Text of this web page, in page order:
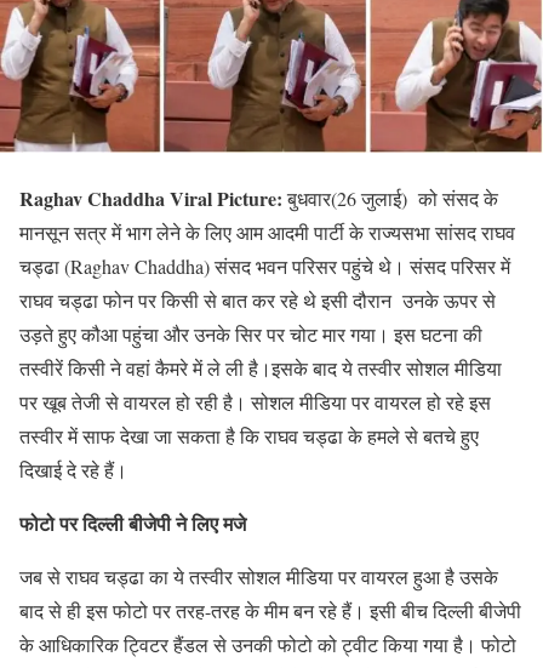
Raghav Chaddha Viral Picture:बुधवार(26 जुलाई) को संसद के
मानसून सत्र में भाग लेने के लिए आम आदमी पार्टी के राज्यसभा सांसद राघव
चड्ढा (Raghav Chaddha) संसद भवन परिसर पहुंचे थे। संसद परिसर में
राघव चड्ढा फोन पर किसी से बात कर रहे थे इसी दौरान उनके ऊपर से
उड़ते हुए कौआ पहुंचा और उनके सिर पर चोट मार गया। इस घटना की
तस्वीरें किसी ने वहां कैमरे में ले ली है।इसके बाद ये तस्वीर सोशल मीडिया
पर खूब तेजी से वायरल हो रही है। सोशल मीडिया पर वायरल हो रहे इस
तस्वीर में साफ देखा जा सकता है कि राघव चड्ढा के हमले से बतचे हुए
दिखाई दे रहे हैं।
फोटो पर दिल्ली बीजेपी ने लिए मजे
जब से राघव चड्ढा का ये तस्वीर सोशल मीडिया पर वायरल हुआ है उसके
बाद से ही इस फोटो पर तरह-तरह के मीम बन रहे हैं। इसी बीच दिल्ली बीजेपी
के आधिकारिक ट्विटर हैंडल से उनकी फोटो को ट्वीट किया गया है। फोटो